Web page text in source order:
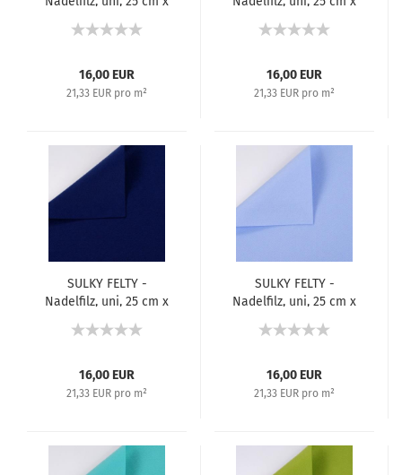
16,00 EUR
21,33 EUR pro m²
16,00 EUR
21,33 EUR pro m²
SULKY FELTY -
Nadelfilz, uni, 25 cm x
16,00 EUR
21,33 EUR pro m²
SULKY FELTY -
Nadelfilz, uni, 25 cm x
16,00 EUR
21,33 EUR pro m²